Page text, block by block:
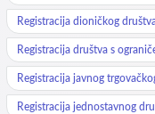
Registracija dioničkog
Registracija društva s
Registracija javnog
Registracija jednostavnog